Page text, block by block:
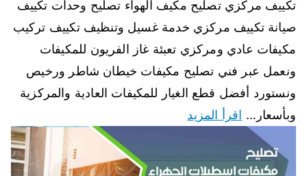
تكييف مركزي تصليح مكيف الهواء تصليح وحدات تكييف
صيانة تكييف مركزي خدمة غسيل وتنظيف تكييف تركيب
مكيفات عادي ومركزي تعبئة غاز الفريون للمكيفات
ونعمل عبر فني تصليح مكيفات خيطان شاطر ورخيص
ونستورد أفضل قطع الغيار للمكيفات العادية والمركزية
وبأسعار… اقرأ المزيد